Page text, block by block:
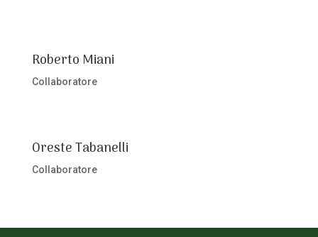
Roberto Miani
Collaboratore
Oreste Tabanelli
Collaboratore